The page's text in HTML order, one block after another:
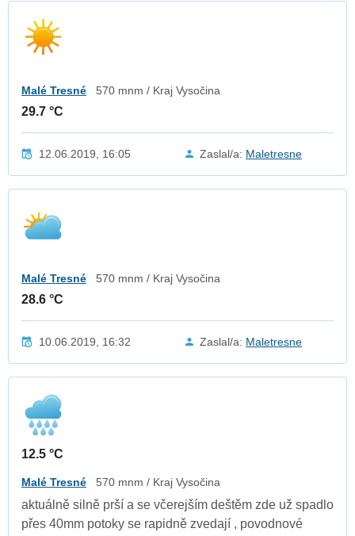
Malé Tresné 570 mnm / Kraj Vysočina
29.7 °C
12.06.2019, 16:05 Zaslal/a: Maletresne
Malé Tresné 570 mnm / Kraj Vysočina
28.6 °C
10.06.2019, 16:32 Zaslal/a: Maletresne
12.5 °C
Malé Tresné 570 mnm / Kraj Vysočina
aktuálně silně prší a se včerejším deštěm zde už spadlo
přes 40mm potoky se rapidně zvedají , povodnové